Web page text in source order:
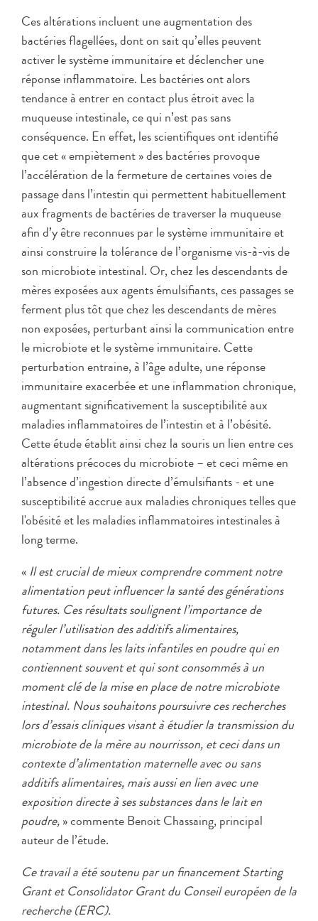
Ces altérations incluent une augmentation des
bactéries flagellées, dont on sait qu’elles peuvent
activer le système immunitaire et déclencher une
réponse inflammatoire. Les bactéries ont alors
tendance à entrer en contact plus étroit avec la
muqueuse intestinale, ce qui n’est pas sans
conséquence. En effet, les scientifiques ont identifié
que cet « empiètement » des bactéries provoque
l’accélération de la fermeture de certaines voies de
passage dans l’intestin qui permettent habituellement
aux fragments de bactéries de traverser la muqueuse
afin d’y être reconnues par le système immunitaire et
ainsi construire la tolérance de l’organisme vis-à-vis de
son microbiote intestinal. Or, chez les descendants de
mères exposées aux agents émulsifiants, ces passages se
ferment plus tôt que chez les descendants de mères
non exposées, perturbant ainsi la communication entre
le microbiote et le système immunitaire. Cette
perturbation entraine, à l’âge adulte, une réponse
immunitaire exacerbée et une inflammation chronique,
augmentant significativement la susceptibilité aux
maladies inflammatoires de l’intestin et à l’obésité.
Cette étude établit ainsi chez la souris un lien entre ces
altérations précoces du microbiote – et ceci même en
l’absence d’ingestion directe d’émulsifiants - et une
susceptibilité accrue aux maladies chroniques telles que
l'obésité et les maladies inflammatoires intestinales à
long terme.
« Il est crucial de mieux comprendre comment notre
alimentation peut influencer la santé des générations
futures. Ces résultats soulignent l’importance de
réguler l’utilisation des additifs alimentaires,
notamment dans les laits infantiles en poudre qui en
contiennent souvent et qui sont consommés à un
moment clé de la mise en place de notre microbiote
intestinal. Nous souhaitons poursuivre ces recherches
lors d’essais cliniques visant à étudier la transmission du
microbiote de la mère au nourrisson, et ceci dans un
contexte d’alimentation maternelle avec ou sans
additifs alimentaires, mais aussi en lien avec une
exposition directe à ses substances dans le lait en
poudre,» commente Benoit Chassaing, principal
auteur de l’étude.
Ce travail a été soutenu par un financement Starting
Grant et Consolidator Grant du Conseil européen de la
recherche (ERC).